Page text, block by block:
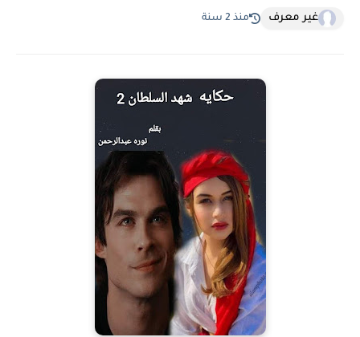
غير معرف منذ 2 سنة